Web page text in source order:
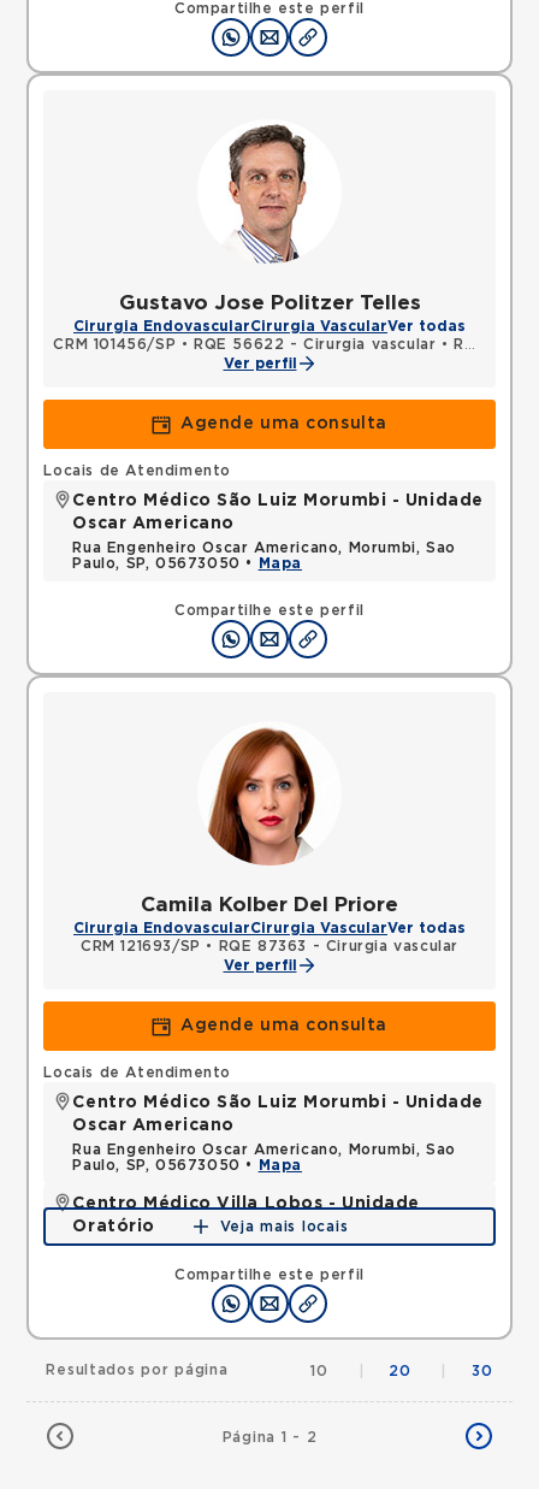
Compartilhe este perfil
Gustavo Jose Politzer Telles
Cirurgia EndovascularCirurgia VascularVer todas
CRM 101456/SP • RQE 56622 - Cirurgia vascular •
RQE 56623 - Diagnóstico por imagem
Ver perfil
Agende uma consulta
Compartilhe este perfil
Locais de Atendimento
Centro Médico São Luiz Morumbi - Unidade
Oscar Americano
Rua Engenheiro Oscar Americano, Morumbi, Sao
Paulo, SP, 05673050 •
Mapa
Camila Kolber Del Priore
Cirurgia EndovascularCirurgia VascularVer todas
CRM 121693/SP •
RQE 87363 - Cirurgia vascular
Ver perfil
Agende uma consulta
Compartilhe este perfil
Locais de Atendimento
Centro Médico São Luiz Morumbi - Unidade
Oscar Americano
Rua Engenheiro Oscar Americano, Morumbi, Sao
Paulo, SP, 05673050 •
Mapa
Centro Médico Villa Lobos - Unidade
Oratório
Rua do Oratorio, Mooca, Sao Paulo, SP, 03117000 •
Veja mais locais
Página 1 - 2
Resultados por página 10 20 30